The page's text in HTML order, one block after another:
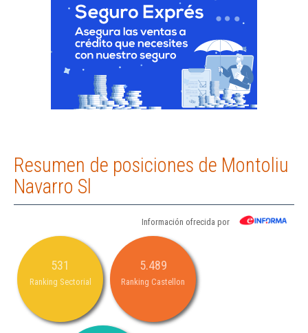
Resumen de posiciones de Montoliu
Navarro Sl
Información ofrecida por
531
Ranking Sectorial
5.489
Ranking Castellon